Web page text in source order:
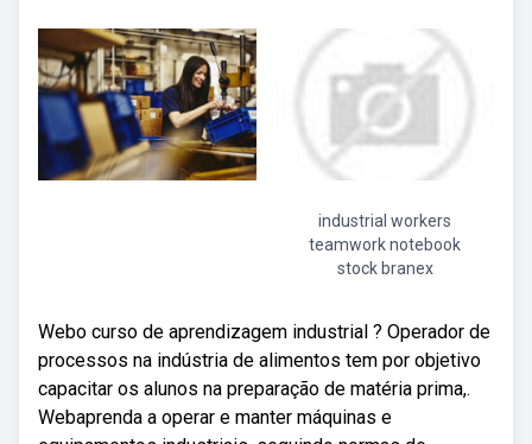
industrial workers
teamwork notebook
stock branex
Webo curso de aprendizagem industrial ? Operador de
processos na indústria de alimentos tem por objetivo
capacitar os alunos na preparação de matéria prima,.
Webaprenda a operar e manter máquinas e